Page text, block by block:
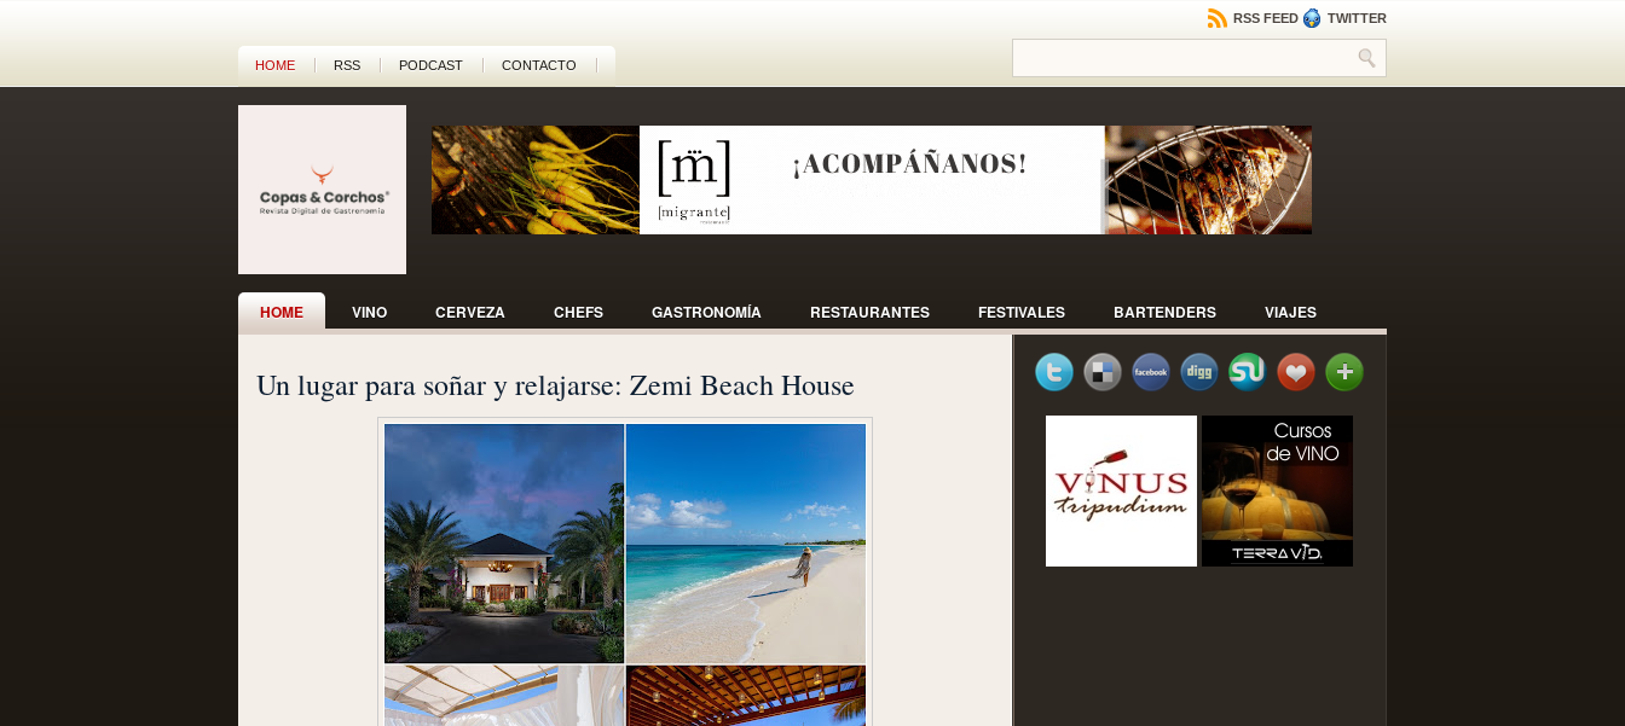
HOME RSS PODCAST CONTACTO
RSS FEED TWITTER
HOME VINO CERVEZA CHEFS GASTRONOMÍA RESTAURANTES FESTIVALES BARTENDERS VIAJES
Un lugar para soñar y relajarse: Zemi Beach House